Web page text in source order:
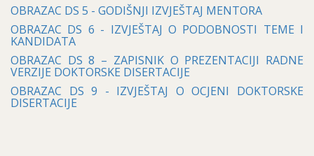
OBRAZAC DS 5 - GODIŠNJI IZVJEŠTAJ MENTORA
OBRAZAC DS 6 - IZVJEŠTAJ O PODOBNOSTI TEME I
KANDIDATA
OBRAZAC DS 8 – ZAPISNIK O PREZENTACIJI RADNE
VERZIJE DOKTORSKE DISERTACIJE
OBRAZAC DS 9 - IZVJEŠTAJ O OCJENI DOKTORSKE
DISERTACIJE